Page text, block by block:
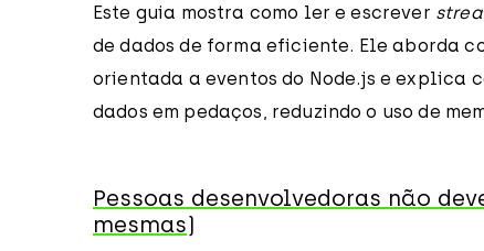
Este guia mostra como ler e escrever
de dados de forma eficiente. Ele aborda
orientada a eventos do Node.js e explica
dados em pedaços, reduzindo o uso de
Pessoas desenvolvedoras não
mesmas)